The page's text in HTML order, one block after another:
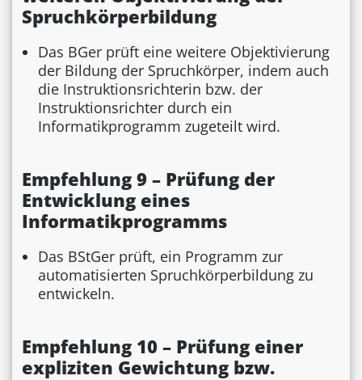
Spruchkörperbildung
Das BGer prüft eine weitere Objektivierung
der Bildung der Spruchkörper, indem auch
die Instruktionsrichterin bzw. der
Instruktionsrichter durch ein
Informatikprogramm zugeteilt wird.
Empfehlung 9 – Prüfung der
Entwicklung eines
Informatikprogramms
Das BStGer prüft, ein Programm zur
automatisierten Spruchkörperbildung zu
entwickeln.
Empfehlung 10 – Prüfung einer
expliziten Gewichtung bzw.